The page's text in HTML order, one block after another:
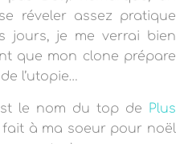
I
O
réveler assez pratique
jours, je me verrai bien
que mon clone prépare
l’utopie…
le nom du top de
Plus
fait à ma soeur pour noël